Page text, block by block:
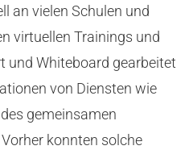
an vielen Schulen und
virtuellen Trainings und
und Whiteboard gearbeitet
von Diensten wie
gemeinsamen
konnten solche